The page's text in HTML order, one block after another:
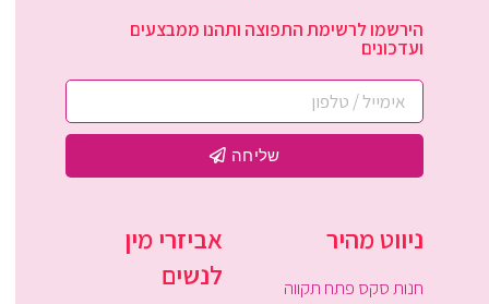
הירשמו לרשימת התפוצה ותהנו ממבצעים
ועדכונים
שליחה
ניווט מהיר
חנות סקס פתח תקווה
אביזרי מין
לנשים